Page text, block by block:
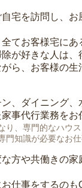
宅を訪問し、
てお客様宅に
が好きな人は
ら、お客様の
、ダイニング、
事代行業務をお
り、専門的なハウ
知識が必要なお仕
方や共働きの
仕事をするの